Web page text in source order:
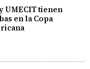
UMECIT tienen
en la Copa